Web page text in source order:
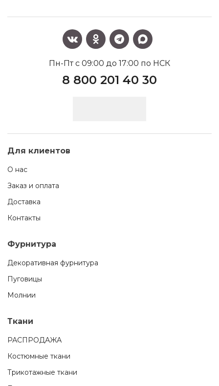
Пн-Пт с 09:00 до 17:00 по НСК
8 800 201 40 30
Для клиентов
О нас
Заказ и оплата
Доставка
Контакты
Фурнитура
Декоративная фурнитура
Пуговицы
Молнии
Ткани
РАСПРОДАЖА
Костюмные ткани
Трикотажные ткани